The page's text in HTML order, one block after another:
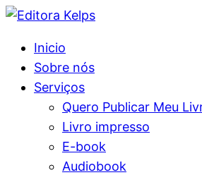
Inicio
Sobre nós
Serviços
Quero Publicar Meu
Livro impresso
E-book
Audiobook